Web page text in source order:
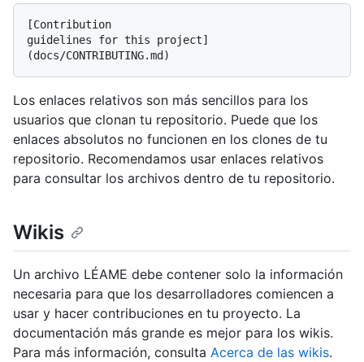
[Contribution
guidelines for this project]
Los enlaces relativos son más sencillos para los
usuarios que clonan tu repositorio. Puede que los
enlaces absolutos no funcionen en los clones de tu
repositorio. Recomendamos usar enlaces relativos
para consultar los archivos dentro de tu repositorio.
Wikis
Un archivo LÉAME debe contener solo la información
necesaria para que los desarrolladores comiencen a
usar y hacer contribuciones en tu proyecto. La
documentación más grande es mejor para los wikis.
Para más información, consulta Acerca de las wikis.